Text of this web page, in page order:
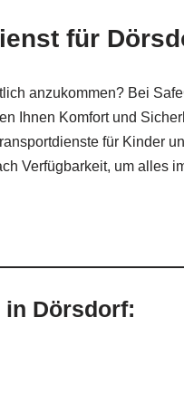
für
anzukommen? Bei
Ihnen Komfort und
für Kinder
Verfügbarkeit, um alles
in Dörsdorf: